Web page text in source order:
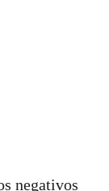
negativos